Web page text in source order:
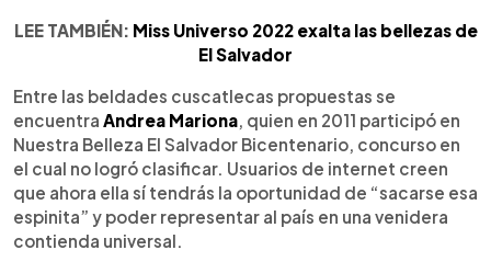
LEE TAMBIÉN: Miss Universo 2022 exalta las bellezas de
El Salvador
Entre las beldades cuscatlecas propuestas se
encuentra Andrea Mariona , quien en 2011 participó en
Nuestra Belleza El Salvador Bicentenario, concurso en
el cual no logró clasificar. Usuarios de internet creen
que ahora ella sí tendrás la oportunidad de “sacarse esa
espinita” y poder representar al país en una venidera
contienda universal.